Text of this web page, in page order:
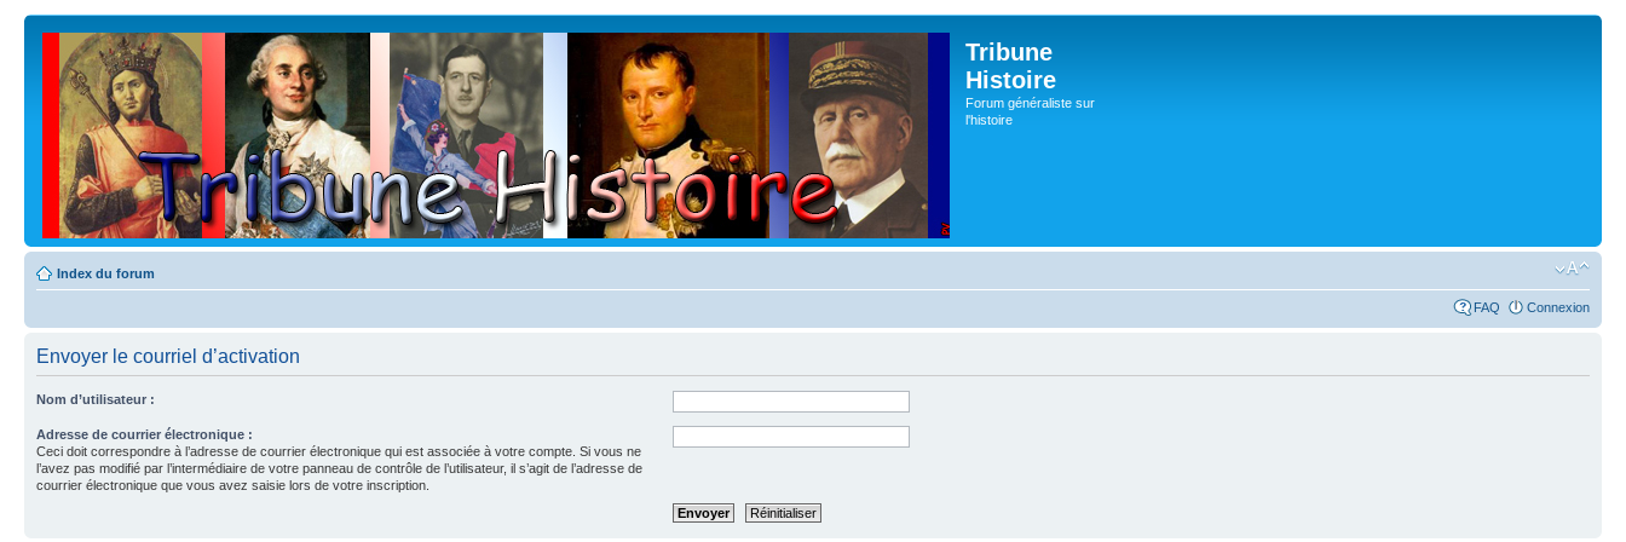
Tribune
Histoire
Forum généraliste sur
l'histoire
Index du forum
FAQ Connexion
Envoyer le courriel d’activation
Nom d’utilisateur :
Adresse de courrier électronique :
Ceci doit correspondre à l’adresse de courrier électronique qui est associée à votre compte. Si vous ne
l’avez pas modifié par l’intermédiaire de votre panneau de contrôle de l’utilisateur, il s’agit de l’adresse de
courrier électronique que vous avez saisie lors de votre inscription.